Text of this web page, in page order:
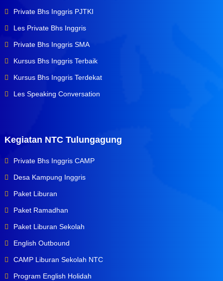
Private Bhs Inggris PJTKI
Les Private Bhs Inggris
Private Bhs Inggris SMA
Kursus Bhs Inggris Terbaik
Kursus Bhs Inggris Terdekat
Les Speaking Conversation
Kegiatan NTC Tulungagung
Private Bhs Inggris CAMP
Desa Kampung Inggris
Paket Liburan
Paket Ramadhan
Paket Liburan Sekolah
English Outbound
CAMP Liburan Sekolah NTC
Program English Holidah